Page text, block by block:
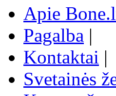
Apie
Pagalba |
Kontaktai |
Svetainės